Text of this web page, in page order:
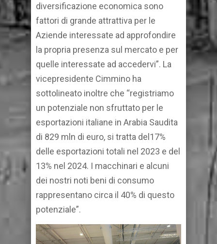
diversificazione economica sono
fattori di grande attrattiva per le
Aziende interessate ad approfondire
la propria presenza sul mercato e per
quelle interessate ad accedervi”. La
vicepresidente Cimmino ha
sottolineato inoltre che “registriamo
un potenziale non sfruttato per le
esportazioni italiane in Arabia Saudita
di 829 mln di euro, si tratta del17%
delle esportazioni totali nel 2023 e del
13% nel 2024. I macchinari e alcuni
dei nostri noti beni di consumo
rappresentano circa il 40% di questo
potenziale”.